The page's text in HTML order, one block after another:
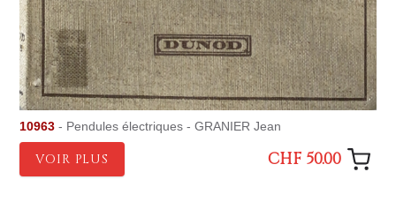
10963 - Pendules électriques - GRANIER Jean
VOIR PLUS CHF 50.00